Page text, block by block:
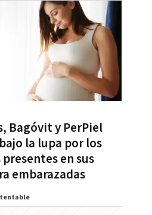
Bagóvit y PerPiel
la lupa por los
en sus
embarazadas